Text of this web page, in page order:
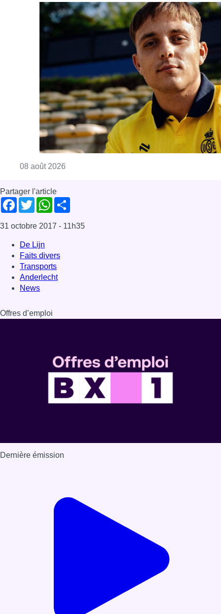
08 août 2026
Partager l'article
Facebook
TwitterWhatsApp
31 octobre 2017 - 11h35
De Lijn
Faits divers
Transports
Anderlecht
News
Offres d’emploi
Dernière émission